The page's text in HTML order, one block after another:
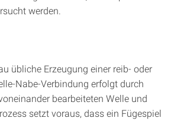
werden.
übliche Erzeugung einer reib- oder
Nabe-Verbindung erfolgt durch
bearbeiteten Welle und
setzt voraus, dass ein Fügespiel